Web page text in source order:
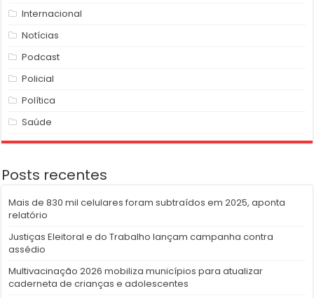
Internacional
Notícias
Podcast
Policial
Política
Saúde
Posts recentes
Mais de 830 mil celulares foram subtraídos em 2025, aponta
relatório
Justiças Eleitoral e do Trabalho lançam campanha contra
assédio
Multivacinação 2026 mobiliza municípios para atualizar
caderneta de crianças e adolescentes